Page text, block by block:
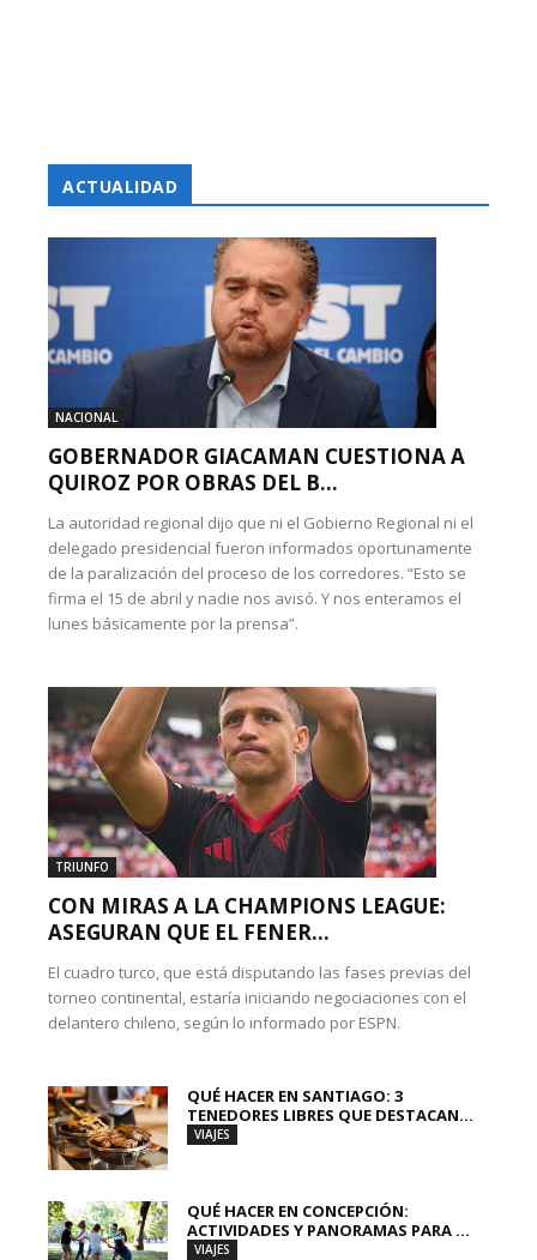
ACTUALIDAD
NACIONAL
GOBERNADOR GIACAMAN CUESTIONA A
QUIROZ POR OBRAS DEL B...
La autoridad regional dijo que ni el Gobierno Regional ni el
delegado presidencial fueron informados oportunamente
de la paralización del proceso de los corredores. “Esto se
firma el 15 de abril y nadie nos avisó. Y nos enteramos el
lunes básicamente por la prensa”.
TRIUNFO
CON MIRAS A LA CHAMPIONS LEAGUE:
ASEGURAN QUE EL FENER...
El cuadro turco, que está disputando las fases previas del
torneo continental, estaría iniciando negociaciones con el
delantero chileno, según lo informado por ESPN.
QUÉ HACER EN SANTIAGO: 3
TENEDORES LIBRES QUE DESTACAN...
VIAJES
QUÉ HACER EN CONCEPCIÓN:
ACTIVIDADES Y PANORAMAS PARA ...
VIAJES